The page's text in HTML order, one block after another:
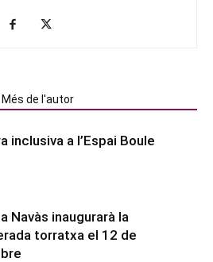
Més de l'autor
inclusiva a l’Espai Boule
Navàs inaugurarà la
torratxa el 12 de